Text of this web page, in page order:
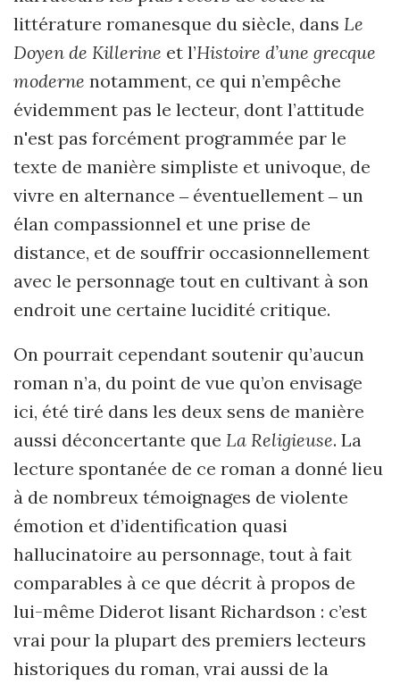
littérature romanesque du siècle, dans Le
Doyen de Killerine et l’Histoire d’une grecque
moderne notamment, ce qui n’empêche
évidemment pas le lecteur, dont l’attitude
n'est pas forcément programmée par le
texte de manière simpliste et univoque, de
vivre en alternance ‒ éventuellement ‒ un
élan compassionnel et une prise de
distance, et de souffrir occasionnellement
avec le personnage tout en cultivant à son
endroit une certaine lucidité critique.
On pourrait cependant soutenir qu’aucun
roman n’a, du point de vue qu’on envisage
ici, été tiré dans les deux sens de manière
aussi déconcertante que La Religieuse. La
lecture spontanée de ce roman a donné lieu
à de nombreux témoignages de violente
émotion et d’identification quasi
hallucinatoire au personnage, tout à fait
comparables à ce que décrit à propos de
lui-même Diderot lisant Richardson : c’est
vrai pour la plupart des premiers lecteurs
historiques du roman, vrai aussi de la